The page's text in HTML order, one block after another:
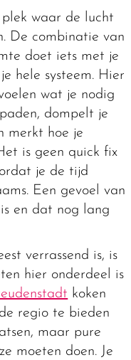
plek waar de lucht
De combinatie van
doet iets met je
hele systeem. Hier
wat je nodig
dompelt je
merkt hoe je
is geen quick fix
je de tijd
Een gevoel van
en dat nog lang
verrassend is, is
hier onderdeel is
koken
regio te bieden
maar pure
moeten doen. Je